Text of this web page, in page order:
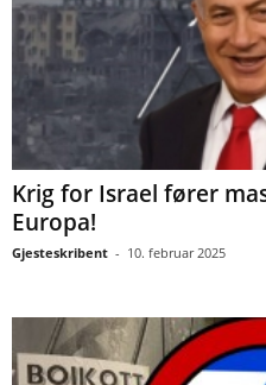
Krig for Israel fører
Europa!
Gjesteskribent - 10. februar 2025